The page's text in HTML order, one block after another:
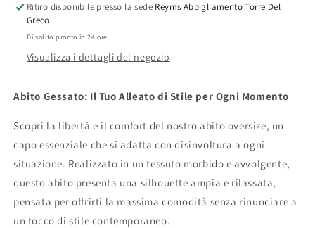
Ritiro disponibile presso la sede Reyms Abbigliamento Torre Del
Greco
Di solito pronto in 24 ore
Visualizza i dettagli del negozio
Abito Gessato: Il Tuo Alleato di Stile per Ogni Momento
Scopri la libertà e il comfort del nostro abito oversize, un
capo essenziale che si adatta con disinvoltura a ogni
situazione. Realizzato in un tessuto morbido e avvolgente,
questo abito presenta una silhouette ampia e rilassata,
pensata per offrirti la massima comodità senza rinunciare a
un tocco di stile contemporaneo.